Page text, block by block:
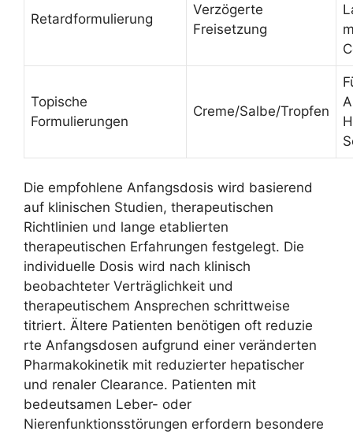
Retardformulierung
Verzögerte
Freisetzung
Topische
Formulierungen
Creme/Salbe/Tropfen
Die empfohlene Anfangsdosis wird basierend
auf klinischen Studien, therapeutischen
Richtlinien und lange etablierten
therapeutischen Erfahrungen festgelegt. Die
individuelle Dosis wird nach klinisch
beobachteter Verträglichkeit und
therapeutischem Ansprechen schrittweise
titriert. Ältere Patienten benötigen oft reduzie
rte Anfangsdosen aufgrund einer veränderten
Pharmakokinetik mit reduzierter hepatischer
und renaler Clearance. Patienten mit
bedeutsamen Leber- oder
Nierenfunktionsstörungen erfordern besondere